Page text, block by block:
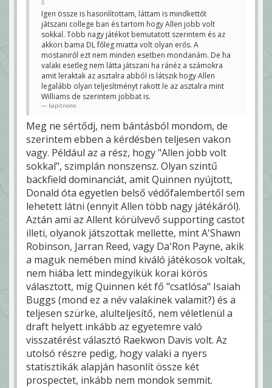
Igen össze is hasonlítottam, láttam is mindkettőt
játszani college ban és tartom hogy Allen jobb volt
sokkal. Több nagy játékot bemutatott szerintem és az
akkori bama DL főleg miatta volt olyan erős. A
mostaniről ezt nem minden esetben mondanám. De ha
valaki esetleg nem látta játszani ha ránéz a számokra
amit leraktak az asztalra abból is látszik hogy Allen
legalább olyan teljesítményt rakott le az asztalra mint
Williams de szerintem jobbat is.
kapitnono
Meg ne sértődj, nem bántásból mondom, de
szerintem ebben a kérdésben teljesen vakon
vagy. Például az a rész, hogy "Allen jobb volt
sokkal", szimplán nonszensz. Olyan szintű
backfield dominanciát, amit Quinnen nyújtott,
Donald óta egyetlen belső védőfalembertől sem
lehetett látni (ennyit Allen több nagy játékáról).
Aztán ami az Allent körülvevő supporting castot
illeti, olyanok játszottak mellette, mint A'Shawn
Robinson, Jarran Reed, vagy Da'Ron Payne, akik
a maguk nemében mind kiváló játékosok voltak,
nem hiába lett mindegyikük korai körös
választott, míg Quinnen két fő "csatlósa" Isaiah
Buggs (mond ez a név valakinek valamit?) és a
teljesen szürke, alulteljesítő, nem véletlenül a
draft helyett inkább az egyetemre való
visszatérést választó Raekwon Davis volt. Az
utolsó részre pedig, hogy valaki a nyers
statisztikák alapján hasonlít össze két
prospectet, inkább nem mondok semmit.